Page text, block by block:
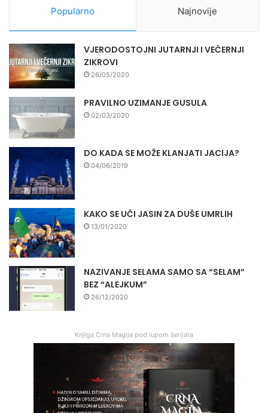
Popularno Najnovije
VJERODOSTOJNI JUTARNJI I VEČERNJI
ZIKROVI
26/05/2020
PRAVILNO UZIMANJE GUSULA
02/03/2020
DO KADA SE MOŽE KLANJATI JACIJA?
04/06/2019
KAKO SE UČI JASIN ZA DUŠE UMRLIH
13/01/2020
NAZIVANJE SELAMA SAMO SA “SELAM”
BEZ “ALEJKUM”
26/12/2020
Knjiga Crna Magija pod lupom šerijata